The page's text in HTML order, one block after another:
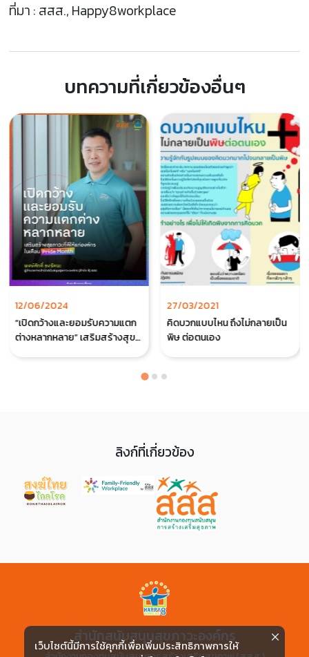
ที่มา : สสส., Happy8workplace
บทความที่เกี่ยวข้องอื่นๆ
12/06/2024
“เปิดกว้างและยอมรับความแตก
ต่างหลากหลาย” เสริมสร้างสุข
27/03/2021
คิดบวกแบบไหน ถึงไม่กลายเป็น
พิษ ต่อตนเอง
ลิงก์ที่เกี่ยวข้อง
สำนักสนับสนุนสุขภาวะองค์กร
เว็บไซต์นี้มีการใช้คุกกี้เพื่อเพิ่มประสิทธิภาพการให้